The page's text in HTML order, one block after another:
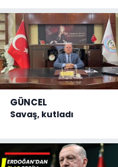
GÜNCEL
Savaş, kutladı